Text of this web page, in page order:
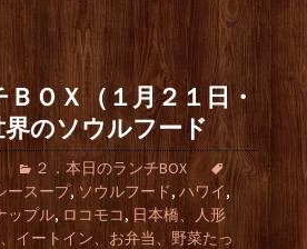
ＯＸ（１月２１日・
のソウルフード
２．本日のランチBOX
ースープ, ソウルフード, ハワイ,
ップル, ロコモコ, 日本橋、人形
イートイン、お弁当、野菜たっ